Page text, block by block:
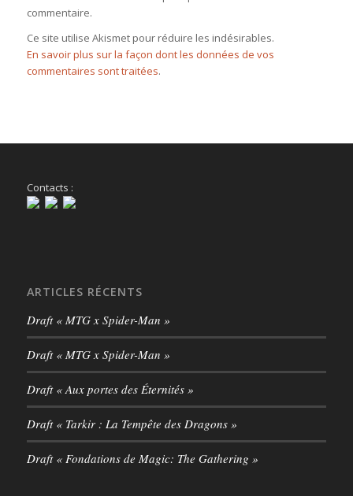
commentaire.
Ce site utilise Akismet pour réduire les indésirables.
En savoir plus sur la façon dont les données de vos
commentaires sont traitées.
Contacts :
ARTICLES RÉCENTS
Draft « MTG x Spider-Man »
Draft « MTG x Spider-Man »
Draft « Aux portes des Éternités »
Draft « Tarkir : La Tempête des Dragons »
Draft « Fondations de Magic: The Gathering »